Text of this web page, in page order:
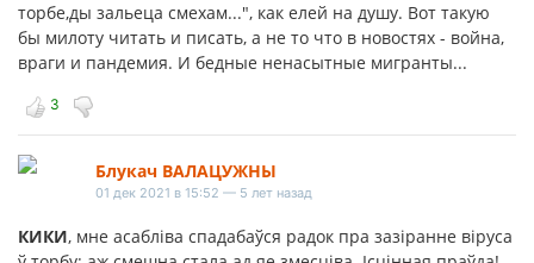
торбе,ды зальеца смехам...", как елей на душу. Вот такую
бы милоту читать и писать, а не то что в новостях - война,
враги и пандемия. И бедные ненасытные мигранты...
3
Блукач ВАЛАЦУЖНЫ
01 дек 2021 в 15:52 — 5 лет назад
КИКИ, мне асабліва спадабаўся радок пра зазіранне віруса